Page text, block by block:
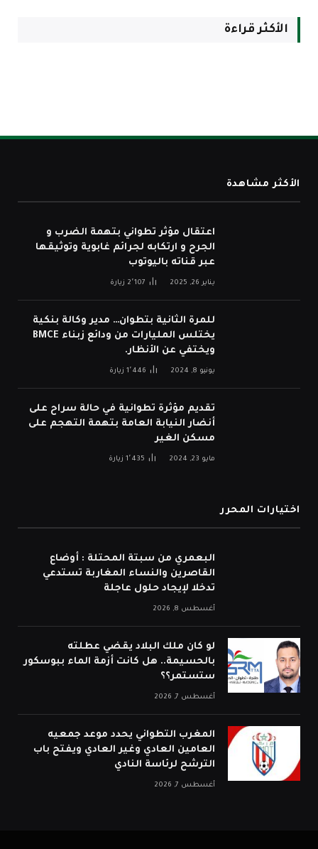
الأكثر قراءة
الأكثر مشاهدة
اعتقال مؤثر تطواني بتهمة الضرب و
الجرح و ارتكابه لجرائم غابوية وتوثيقها
عبر قناته باليوتوب
يناير 26, 2025 2٬107 زيارة
للمرة الثانية بتطوان… مدير وكالة بنكية
يختلس المليارات من ودائع زبناء BMCE
ويختفي عن الأنظار.
يونيو 8, 2024 1٬446 زيارة
تقديم مؤثرة تطوانية في حالة سراح على
أنضار النيابة العامة بتهمة التهجم على
مسكن الغير
مايو 23, 2024 1٬435 زيارة
اختيارات المحرر
البعمري من سبتة المحتلة : أوضاع
القاصرين والنساء المغاربة تستدعي
تدخلا لإيجاد حلول عاجلة
أغسطس 8, 2026
لو كان ملك البلاد يقضي عطلته
بالحسيمة.. هل كانت أزمة الماء ببوسكور
ستستمر؟؟
أغسطس 7, 2026
المغرب التطواني يحدد موعد جمعيه
العامين العادي وغير العادي ويفتح باب
الترشح لرئاسة النادي
أغسطس 7, 2026